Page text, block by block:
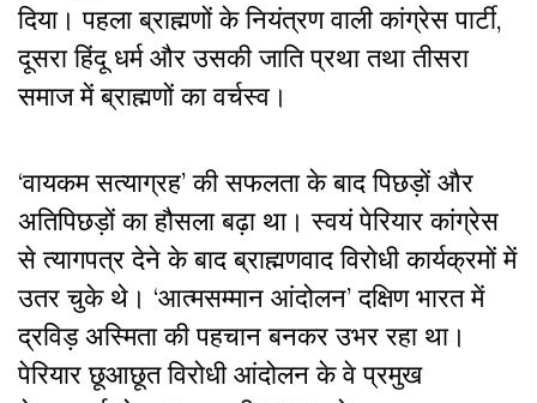
दिया। पहला ब्राह्मणों के नियंत्रण वाली कांग्रेस पार्टी,
दूसरा हिंदू धर्म और उसकी जाति प्रथा तथा तीसरा
समाज में ब्राह्मणों का वर्चस्व।
‘वायकम सत्याग्रह’ की सफलता के बाद पिछड़ों और
अतिपिछड़ों का हौसला बढ़ा था। स्वयं पेरियार कांग्रेस
से त्यागपत्र देने के बाद ब्राह्मणवाद विरोधी कार्यक्रमों में
उतर चुके थे। ‘आत्मसम्मान आंदोलन’ दक्षिण भारत में
द्रविड़ अस्मिता की पहचान बनकर उभर रहा था।
पेरियार छूआछूत विरोधी आंदोलन के वे प्रमुख